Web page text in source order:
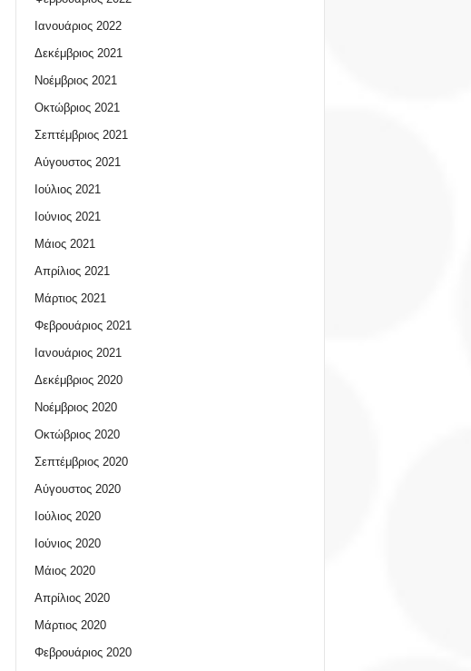
Ιανουάριος 2022
Δεκέμβριος 2021
Νοέμβριος 2021
Οκτώβριος 2021
Σεπτέμβριος 2021
Αύγουστος 2021
Ιούλιος 2021
Ιούνιος 2021
Μάιος 2021
Απρίλιος 2021
Μάρτιος 2021
Φεβρουάριος 2021
Ιανουάριος 2021
Δεκέμβριος 2020
Νοέμβριος 2020
Οκτώβριος 2020
Σεπτέμβριος 2020
Αύγουστος 2020
Ιούλιος 2020
Ιούνιος 2020
Μάιος 2020
Απρίλιος 2020
Μάρτιος 2020
Φεβρουάριος 2020